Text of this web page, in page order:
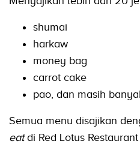
shumai
harkaw
money bag
carrot cake
pao, dan masih
Semua menu disajikan
eatdi Red Lotus